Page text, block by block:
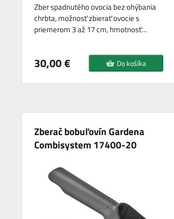
Zber spadnutého ovocia bez ohýbania
chrbta, možnosť zbierať ovocie s
priemerom 3 až 17 cm, hmotnosť…
30,00 € Do košíka
Zberač bobuľovín Gardena
Combisystem 17400-20